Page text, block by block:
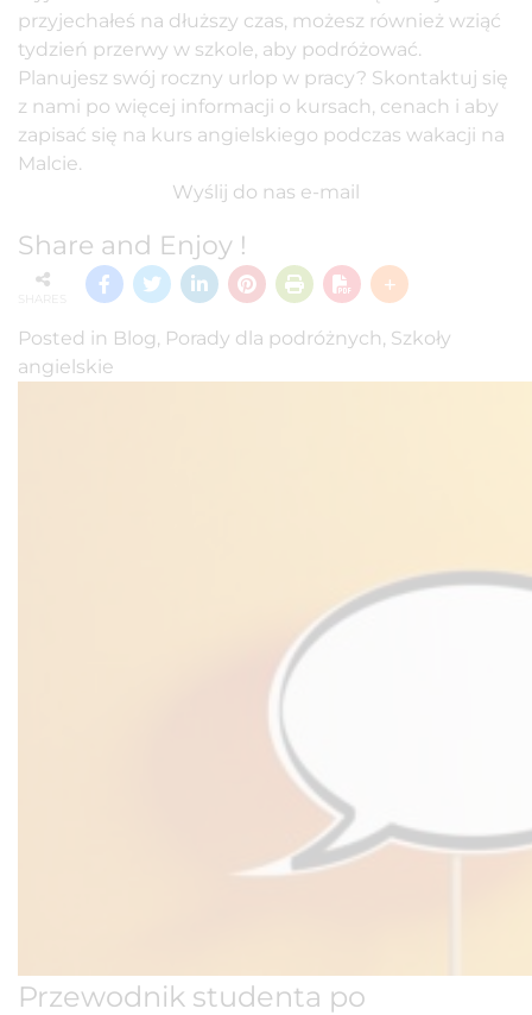
przyjechałeś na dłuższy czas, możesz również wziąć
tydzień przerwy w szkole, aby podróżować.
Planujesz swój roczny urlop w pracy? Skontaktuj się
z nami po więcej informacji o kursach, cenach i aby
zapisać się na kurs angielskiego podczas wakacji na
Malcie.
Wyślij do nas e-mail
Share and Enjoy !
Posted in Blog, Porady dla podróżnych, Szkoły
angielskie
Przewodnik studenta po